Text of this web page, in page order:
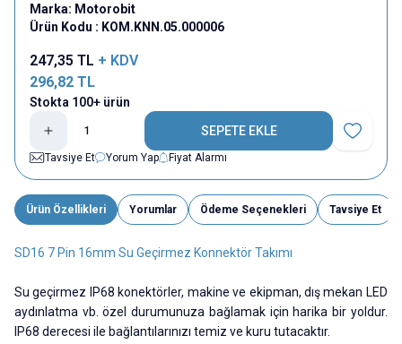
Marka: Motorobit
Ürün Kodu : KOM.KNN.05.000006
247,35 TL + KDV
296,82 TL
Stokta 100+ ürün
SEPETE EKLE
Favoriye
Tavsiye Et
Yorum Yap Fiyat Alarmı
Ürün Özellikleri Yorumlar Ödeme Seçenekleri Tavsiye Et
SD16 7 Pin 16mm Su Geçirmez Konnektör Takımı
Su geçirmez IP68 konektörler, makine ve ekipman, dış mekan LED
aydınlatma vb. özel durumunuza bağlamak için harika bir yoldur.
IP68 derecesi ile bağlantılarınızı temiz ve kuru tutacaktır.